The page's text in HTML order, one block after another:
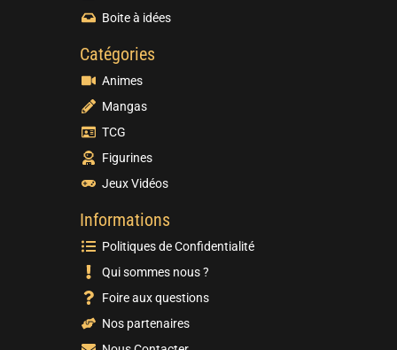
Boite à idées
Catégories
Animes
Mangas
TCG
Figurines
Jeux Vidéos
Informations
Politiques de Confidentialité
Qui sommes nous ?
Foire aux questions
Nos partenaires